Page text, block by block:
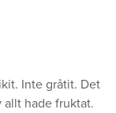
Inte gråtit. Det
allt hade fruktat.